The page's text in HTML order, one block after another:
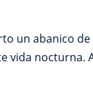
un abanico
vida